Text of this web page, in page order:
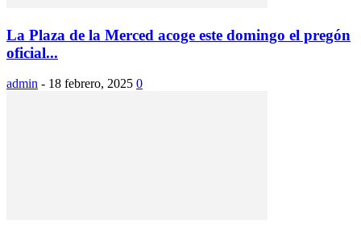
La Plaza de la Merced acoge este domingo el pregón
oficial...
admin - 18 febrero, 2025 0